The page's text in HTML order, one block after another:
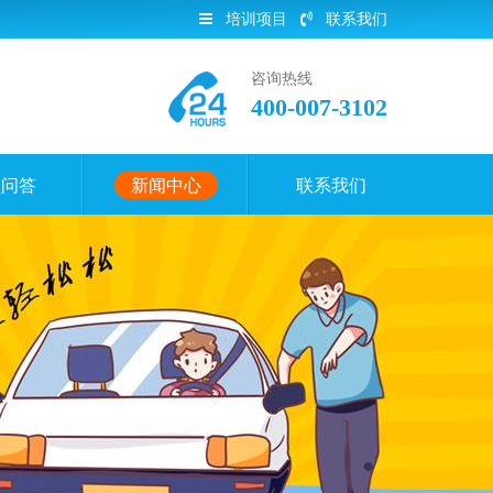
培训项目 联系我们
咨询热线
400-007-3102
答 新闻中心 联系我们